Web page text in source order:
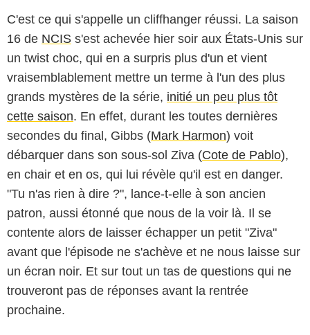
C'est ce qui s'appelle un cliffhanger réussi. La saison
16 de NCIS s'est achevée hier soir aux États-Unis sur
un twist choc, qui en a surpris plus d'un et vient
vraisemblablement mettre un terme à l'un des plus
grands mystères de la série, initié un peu plus tôt
cette saison. En effet, durant les toutes dernières
secondes du final, Gibbs (Mark Harmon) voit
débarquer dans son sous-sol Ziva (Cote de Pablo),
en chair et en os, qui lui révèle qu'il est en danger.
"Tu n'as rien à dire ?", lance-t-elle à son ancien
patron, aussi étonné que nous de la voir là. Il se
contente alors de laisser échapper un petit "Ziva"
avant que l'épisode ne s'achève et ne nous laisse sur
un écran noir. Et sur tout un tas de questions qui ne
trouveront pas de réponses avant la rentrée
prochaine.